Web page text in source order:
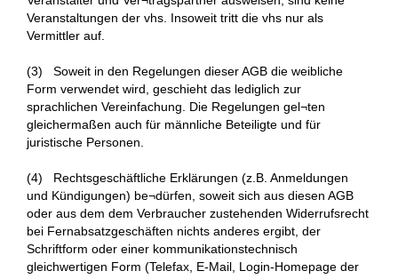
Veranstaltungen der vhs. Insoweit tritt die vhs nur als
Vermittler auf.
(3) Soweit in den Regelungen dieser AGB die weibliche
Form verwendet wird, geschieht das lediglich zur
sprachlichen Vereinfachung. Die Regelungen gel¬ten
gleichermaßen auch für männliche Beteiligte und für
juristische Personen.
(4) Rechtsgeschäftliche Erklärungen (z.B. Anmeldungen
und Kündigungen) be¬dürfen, soweit sich aus diesen AGB
oder aus dem dem Verbraucher zustehenden Widerrufsrecht
bei Fernabsatzgeschäften nichts anderes ergibt, der
Schriftform oder einer kommunikationstechnisch
gleichwertigen Form (Telefax, E-Mail, Login-Homepage der